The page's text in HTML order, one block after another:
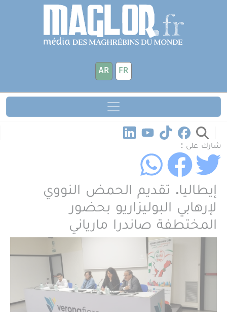
تجاوز إلى المحتوى الرئيسي
FR
AR
شارك على :
إيطاليا. تقديم الحمض النووي
لإرهابي البوليزاريو بحضور
المختطفة صاندرا مارياني
لوحة إدارة ملفات تعريف الارتباط